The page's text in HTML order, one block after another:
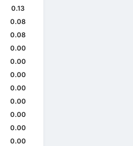
0.13
0.08
0.08
0.00
0.00
0.00
0.00
0.00
0.00
0.00
0.00